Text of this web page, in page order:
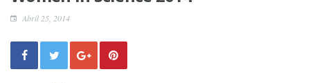
Abril 25, 2014